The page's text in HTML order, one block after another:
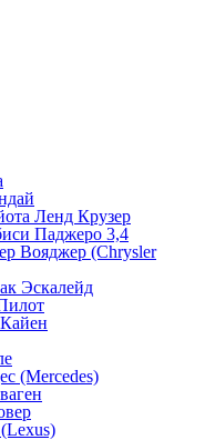
Ленд Крузер
Паджеро 3,4
Вояджер (Chrysler
Эскалейд
(Mercedes)